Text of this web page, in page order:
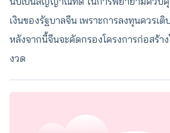
เงินของรัฐบาลจีน เพราะการลงทุนควรเ
หลังจากนี้จีนจะคัดกรองโครงการก่อสร้า
งวด